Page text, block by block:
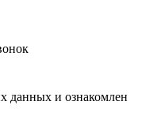
данных и ознакомлен